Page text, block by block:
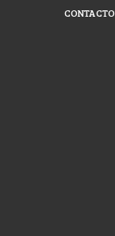
CONTACTO